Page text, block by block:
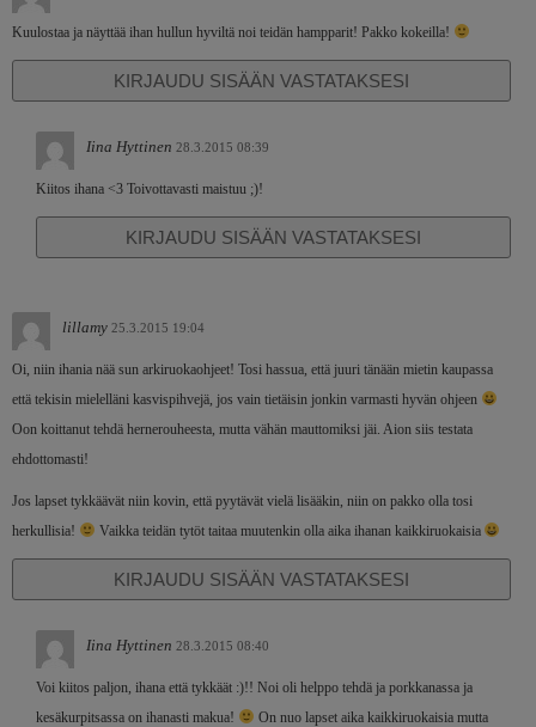
Kuulostaa ja näyttää ihan hullun hyviltä noi teidän hampparit! Pakko kokeilla!
KIRJAUDU SISÄÄN VASTATAKSESI
Iina Hyttinen 28.3.2015 08:39
Kiitos ihana <3 Toivottavasti maistuu ;)!
KIRJAUDU SISÄÄN VASTATAKSESI
lillamy 25.3.2015 19:04
Oi, niin ihania nää sun arkiruokaohjeet! Tosi hassua, että juuri tänään mietin kaupassa
että tekisin mielelläni kasvispihvejä, jos vain tietäisin jonkin varmasti hyvän ohjeen
Oon koittanut tehdä hernerouheesta, mutta vähän mauttomiksi jäi. Aion siis testata
ehdottomasti!
Jos lapset tykkäävät niin kovin, että pyytävät vielä lisääkin, niin on pakko olla tosi
herkullisia!
Vaikka teidän tytöt taitaa muutenkin olla aika ihanan kaikkiruokaisia
KIRJAUDU SISÄÄN VASTATAKSESI
Iina Hyttinen 28.3.2015 08:40
Voi kiitos paljon, ihana että tykkäät :)!! Noi oli helppo tehdä ja porkkanassa ja
kesäkurpitsassa on ihanasti makua!
On nuo lapset aika kaikkiruokaisia mutta